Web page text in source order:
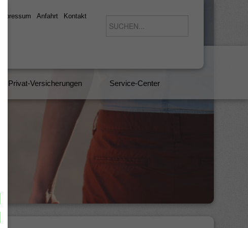
Impressum Anfahrt Kontakt
Privat-Versicherungen Service-Center